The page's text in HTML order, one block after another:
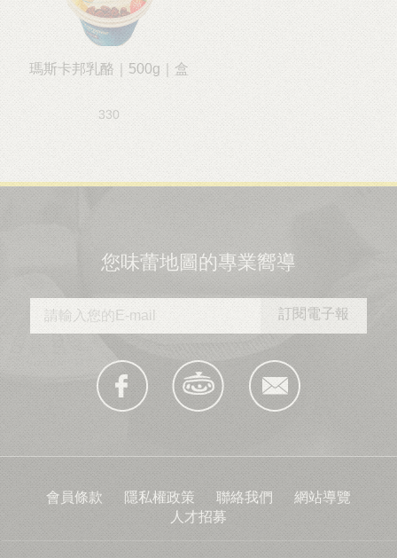
瑪斯卡邦乳酪｜500g｜盒
330
您味蕾地圖的專業嚮導
會員條款 隱私權政策 聯絡我們
網站導覽
人才招募